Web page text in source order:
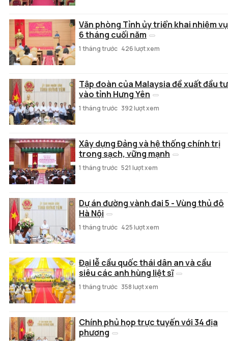
Văn phòng Tỉnh ủy triển khai nhiệm vụ
6 tháng cuối năm
1 tháng trước 426 lượt xem
Tập đoàn của Malaysia đề xuất đầu tư
vào tỉnh Hưng Yên
1 tháng trước 392 lượt xem
Xây dựng Đảng và hệ thống chính trị
trong sạch, vững mạnh
1 tháng trước 521 lượt xem
Dự án đường vành đai 5 - Vùng thủ đô
Hà Nội
1 tháng trước 425 lượt xem
Đại lễ cầu quốc thái dân an và cầu
siêu các anh hùng liệt sĩ
1 tháng trước 358 lượt xem
Chính phủ họp trực tuyến với 34 địa
phương